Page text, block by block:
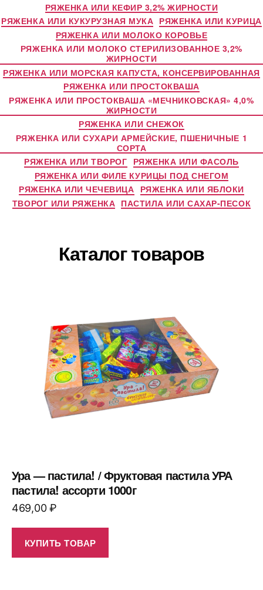
РЯЖЕНКА ИЛИ КЕФИР 3,2% ЖИРНОСТИ
РЯЖЕНКА ИЛИ КУКУРУЗНАЯ МУКА РЯЖЕНКА ИЛИ КУРИЦА
РЯЖЕНКА ИЛИ МОЛОКО КОРОВЬЕ
РЯЖЕНКА ИЛИ МОЛОКО СТЕРИЛИЗОВАННОЕ 3,2%
ЖИРНОСТИ
РЯЖЕНКА ИЛИ МОРСКАЯ КАПУСТА, КОНСЕРВИРОВАННАЯ
РЯЖЕНКА ИЛИ ПРОСТОКВАША
РЯЖЕНКА ИЛИ ПРОСТОКВАША «МЕЧНИКОВСКАЯ» 4,0%
ЖИРНОСТИ
РЯЖЕНКА ИЛИ СНЕЖОК
РЯЖЕНКА ИЛИ СУХАРИ АРМЕЙСКИЕ, ПШЕНИЧНЫЕ 1
СОРТА
РЯЖЕНКА ИЛИ ТВОРОГ РЯЖЕНКА ИЛИ ФАСОЛЬ
РЯЖЕНКА ИЛИ ФИЛЕ КУРИЦЫ ПОД СНЕГОМ
РЯЖЕНКА ИЛИ ЧЕЧЕВИЦА РЯЖЕНКА ИЛИ ЯБЛОКИ
ТВОРОГ ИЛИ РЯЖЕНКА ПАСТИЛА ИЛИ САХАР-ПЕСОК
Каталог товаров
Ура — пастила! / Фруктовая пастила УРА
пастила! ассорти 1000г
469,00₽
КУПИТЬ ТОВАР